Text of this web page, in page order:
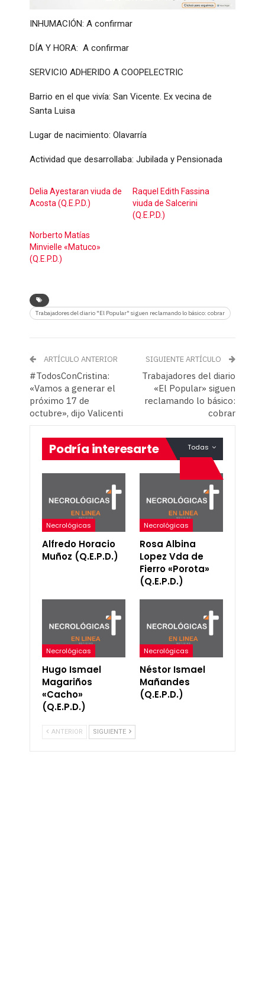
INHUMACIÓN: A confirmar
DÍA Y HORA: A confirmar
SERVICIO ADHERIDO A COOPELECTRIC
Barrio en el que vivía: San Vicente. Ex vecina de
Santa Luisa
Lugar de nacimiento: Olavarría
Actividad que desarrollaba: Jubilada y Pensionada
Delia Ayestaran viuda de
Acosta (Q.E.P.D.)
Raquel Edith Fassina
viuda de Salcerini
(Q.E.P.D.)
Norberto Matías
Minvielle «Matuco»
(Q.E.P.D.)
Trabajadores del diario "El Popular" siguen reclamando lo básico: cobrar
ARTÍCULO ANTERIOR
#TodosConCristina:
«Vamos a generar el
próximo 17 de
octubre», dijo Valicenti
SIGUIENTE ARTÍCULO
Trabajadores del diario
«El Popular» siguen
reclamando lo básico:
cobrar
Todas
Podría interesarte
Necrológicas
Alfredo Horacio
Muñoz (Q.E.P.D.)
Necrológicas
Rosa Albina
Lopez Vda de
Fierro «Porota»
(Q.E.P.D.)
Necrológicas
Hugo Ismael
Magariños
«Cacho»
(Q.E.P.D.)
Necrológicas
Néstor Ismael
Mañandes
(Q.E.P.D.)
ANTERIOR SIGUIENTE